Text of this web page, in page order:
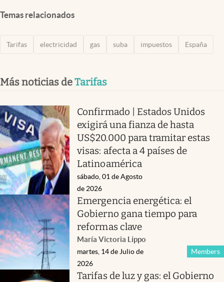
Temas relacionados
Tarifas electricidad gas suba impuestos España
Más noticias deTarifas
Confirmado | Estados Unidos
exigirá una fianza de hasta
US$20.000 para tramitar estas
visas: afecta a 4 países de
Latinoamérica
sábado, 01 de Agosto
de 2026
Emergencia energética: el
Gobierno gana tiempo para
reformas clave
María Victoria Lippo
Members
martes, 14 de Julio de
2026
Tarifas de luz y gas: el Gobierno